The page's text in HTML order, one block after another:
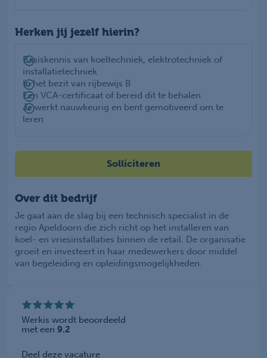
Herken jij jezelf hierin?
Basiskennis van koeltechniek, elektrotechniek of
installatietechniek
In het bezit van rijbewijs B
Een VCA-certificaat of bereid dit te behalen
Je werkt nauwkeurig en bent gemotiveerd om te
leren
Solliciteren
Over dit bedrijf
Je gaat aan de slag bij een technisch specialist in de
regio Apeldoorn die zich richt op het installeren van
koel- en vriesinstallaties binnen de retail. De organisatie
groeit en investeert in haar medewerkers door middel
van begeleiding en opleidingsmogelijkheden.
Werkis wordt beoordeeld
met een 9.2
Deel deze vacature